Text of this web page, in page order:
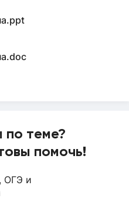
по теме?
помочь!
ОГЭ и